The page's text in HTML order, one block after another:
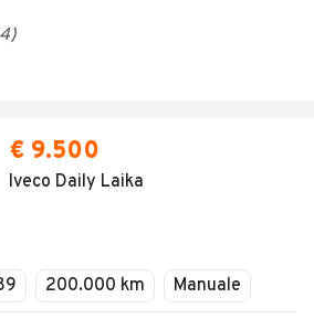
)
€ 9.500
Iveco Daily Laika
200.000 km Manuale